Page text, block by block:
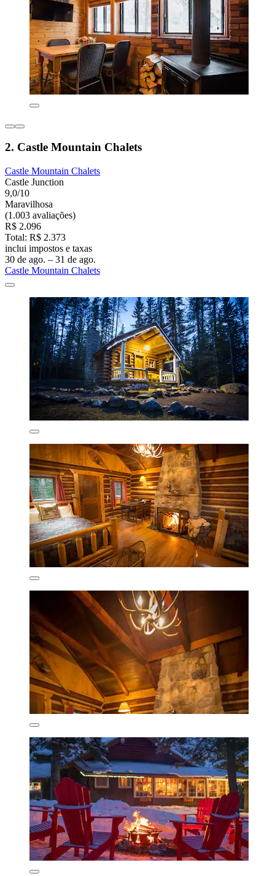
2. Castle Mountain Chalets
Castle Mountain Chalets
Castle Junction
9,0/10
Maravilhosa
(1.003 avaliações)
R$ 2.096
Total: R$ 2.373
inclui impostos e taxas
30 de ago. – 31 de ago.
Castle Mountain Chalets